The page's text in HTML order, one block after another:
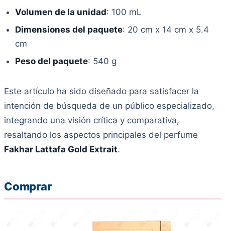
Volumen de la unidad: 100 mL
Dimensiones del paquete: 20 cm x 14 cm x 5.4
cm
Peso del paquete: 540 g
Este artículo ha sido diseñado para satisfacer la
intención de búsqueda de un público especializado,
integrando una visión crítica y comparativa,
resaltando los aspectos principales del perfume
Fakhar Lattafa Gold Extrait.
Comprar